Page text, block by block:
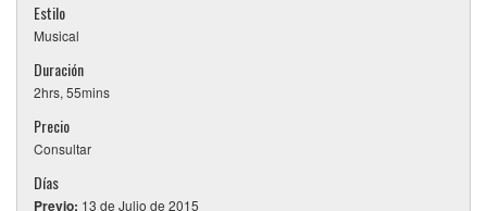
Estilo
Musical
Duración
2hrs, 55mins
Precio
Consultar
Días
Previo: 13 de Julio de 2015